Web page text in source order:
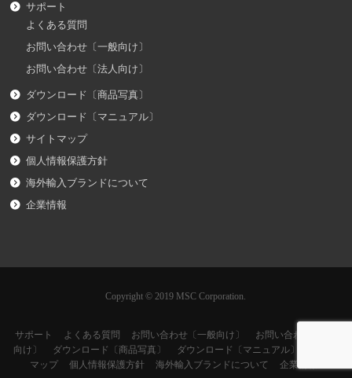
サポート
よくある質問
お問い合わせ〔一般向け〕
お問い合わせ〔法人向け〕
ダウンロード〔商品写真〕
ダウンロード〔マニュアル〕
サイトマップ
個人情報保護方針
海外輸入ブランドについて
企業情報
Copyright © 2019 MSC Corporation.
サポート よくある質問 お問い合わせ〔一般向け〕
お問い合わせ〔法人
向け〕
ダウンロード〔商品写真〕 ダウンロード〔マニュアル〕
マップ
個人情報保護方針 海外輸入ブランドについて 企業情報